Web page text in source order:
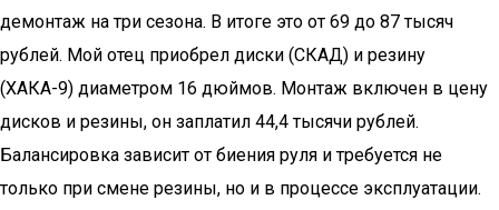
демонтаж на три сезона. В итоге это от 69 до 87 тысяч
рублей. Мой отец приобрел диски (СКАД) и резину
(ХАКА-9) диаметром 16 дюймов. Монтаж включен в цену
дисков и резины, он заплатил 44,4 тысячи рублей.
Балансировка зависит от биения руля и требуется не
только при смене резины, но и в процессе эксплуатации.